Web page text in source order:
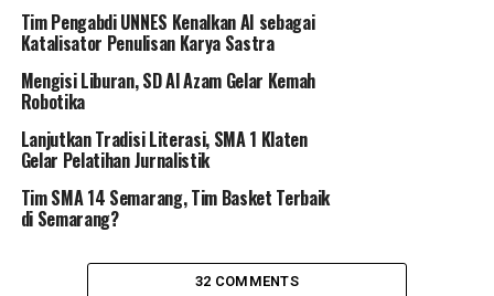
Saat ini SMK Negeri 6 Semarang membuka enam
kompetensi keahlian, yaitu AKomodasi Perhotelan, Jasa
Boga, Patiseri, Busana Butik, Kecantikan Kulit, dan
Kecantikan Rambut.
SMK 6 SEMARANG
Semarang Timur, Semarang
Nomor Telepon:
Website: http://smkn6smg.sch.id/
Tim Pengabdi UNNES Kenalkan AI sebagai
Katalisator Penulisan Karya Sastra
Mengisi Liburan, SD Al Azam Gelar Kemah
Robotika
Lanjutkan Tradisi Literasi, SMA 1 Klaten
Gelar Pelatihan Jurnalistik
Tim SMA 14 Semarang, Tim Basket Terbaik
di Semarang?
32 COMMENTS